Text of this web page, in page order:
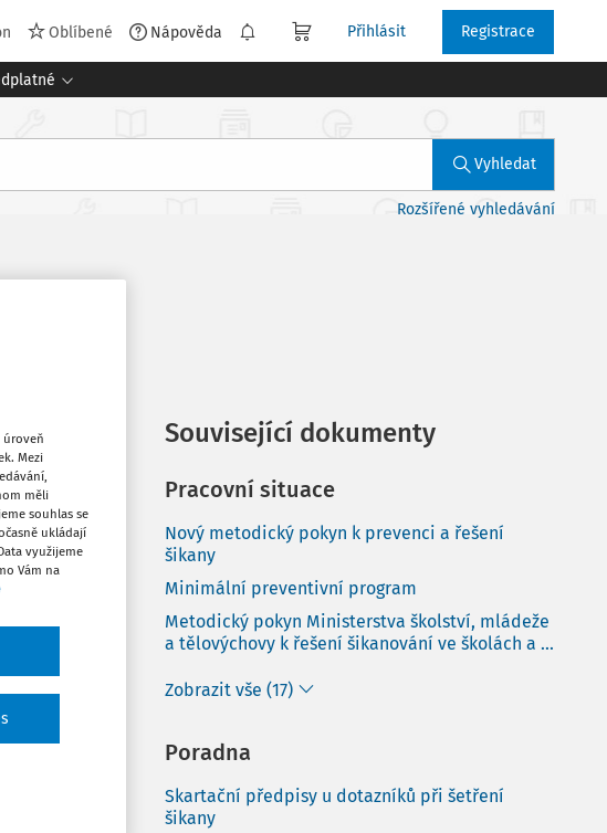
Oblíbené Nápověda Přihlásit Registrace
Vyhledat
Rozšířené vyhledávání
Oblíbené
Stáhnout
Související dokumenty
Pracovní situace
Nový metodický pokyn k prevenci a řešení
šikany
Minimální preventivní program
Metodický pokyn Ministerstva školství, mládeže
a tělovýchovy k řešení šikanování ve školách a ...
Zobrazit vše (17)
Poradna
Skartační předpisy u dotazníků při šetření
šikany
úroveň
Mezi
měli
souhlas se
ukládají
využijeme
Vám na